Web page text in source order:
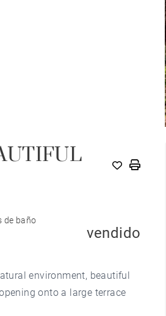
de baño
vendido
environment, beautiful
onto a large terrace